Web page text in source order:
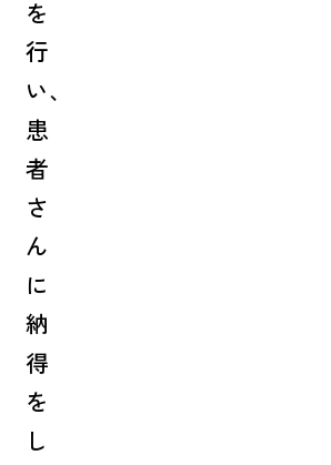
を
行
い、
患
者
さ
ん
に
納
得
を
し